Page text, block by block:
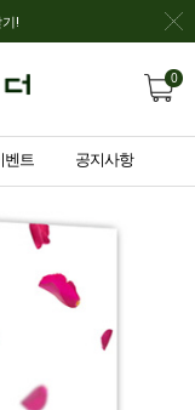
!
0
벤트 공지사항